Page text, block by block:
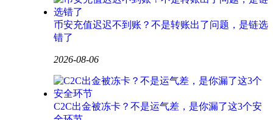
币安充值迟迟不到账？不是转账出了问题，是链选
错了
2026-08-06
C2C出金被冻卡？不是运气差，是你漏了这3个安